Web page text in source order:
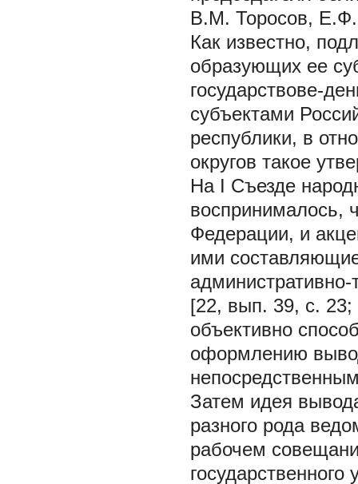
В.М. Торосов,
Как известно,
образующих ее
государствове-
субъектами
республики, в
округов такое
На I Съезде
воспринималось,
Федерации, и
ими
[22, вып. 39, с.
объективно
оформлению
Затем идея
разного рода
рабочем